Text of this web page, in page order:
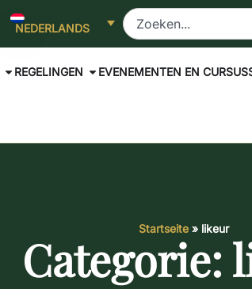
NEDERLANDS
REGELINGEN EVENEMENTEN EN
Startseite » likeur
Categorie: